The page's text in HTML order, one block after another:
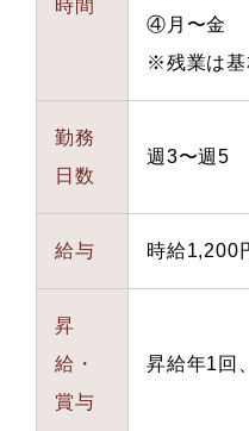
時間
④月〜金
※残業は基
勤務
日数
週3〜週5
給与 時給1,200
昇
給・
賞与
昇給年1回